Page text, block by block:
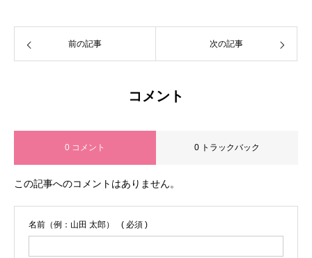
前の記事 次の記事
コメント
0 コメント 0 トラックバック
この記事へのコメントはありません。
名前（例：山田 太郎） ( 必須 )